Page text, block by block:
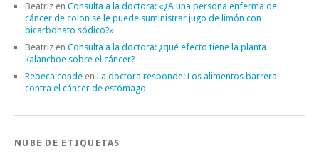
Beatriz en Consulta a la doctora: «¿A una persona enferma de
cáncer de colon se le puede suministrar jugo de limón con
bicarbonato sódico?»
Beatriz en Consulta a la doctora: ¿qué efecto tiene la planta
kalanchoe sobre el cáncer?
Rebeca conde en La doctora responde: Los alimentos barrera
contra el cáncer de estómago
NUBE DE ETIQUETAS